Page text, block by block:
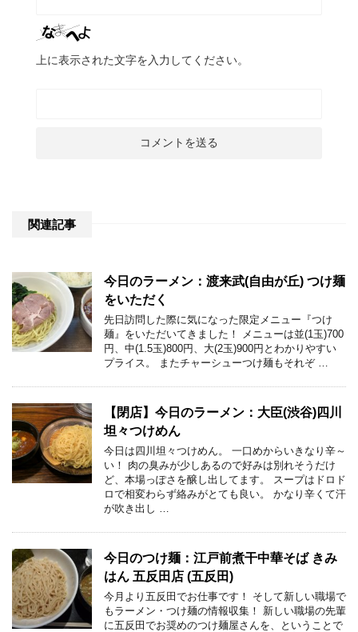
上に表示された文字を入力してください。
関連記事
今日のラーメン：渡来武(自由が丘) つけ麺
をいただく
先日訪問した際に気になった限定メニュー『つけ
麺』をいただいてきました！ メニューは並(1玉)700
円、中(1.5玉)800円、大(2玉)900円とわかりやすい
プライス。 またチャーシューつけ麺もそれぞ …
【閉店】今日のラーメン：大臣(渋谷)四川
坦々つけめん
今日は四川坦々つけめん。 一口めからいきなり辛～
い！ 肉の臭みが少しあるので好みは別れそうだけ
ど、本場っぽさを醸し出してます。 スープはドロド
ロで相変わらず絡みがとても良い。 かなり辛くて汗
が吹き出し …
今日のつけ麺：江戸前煮干中華そば きみ
はん 五反田店 (五反田)
今月より五反田でお仕事です！ そして新しい職場で
もラーメン・つけ麺の情報収集！ 新しい職場の先輩
に五反田でお奨めのつけ麺屋さんを、ということで